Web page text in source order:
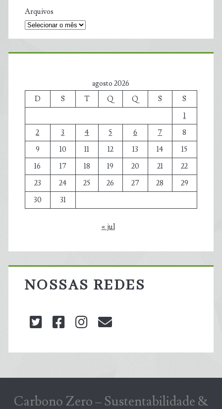
Arquivos
agosto 2026
D
S T Q Q S
S
1
2
3 4 5 6 7
8
9
10 11 12 13 14
15
16
17 18 19 20 21
22
23
24 25 26 27 28
29
30
31
« jul
NOSSAS REDES
twitterfacebookinstagram
Carbono Zero – Sustentabilidade &